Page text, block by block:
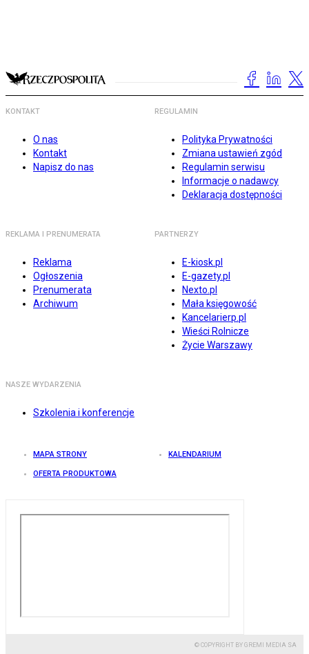
KONTAKT
O nas
Kontakt
Napisz do nas
REGULAMIN
Polityka Prywatności
Zmiana ustawień zgód
Regulamin serwisu
Informacje o nadawcy
Deklaracja dostępności
REKLAMA I PRENUMERATA
Reklama
Ogłoszenia
Prenumerata
Archiwum
PARTNERZY
E-kiosk.pl
E-gazety.pl
Nexto.pl
Mała księgowość
Kancelarierp.pl
Wieści Rolnicze
Życie Warszawy
NASZE WYDARZENIA
Szkolenia i konferencje
MAPA STRONY KALENDARIUM
OFERTA PRODUKTOWA
© COPYRIGHT BY GREMI MEDIA SA